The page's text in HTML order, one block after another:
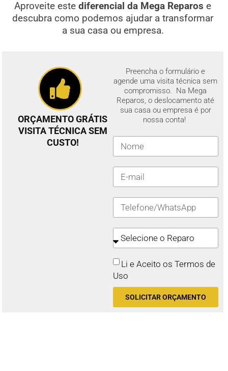
Aproveite estediferencial da Mega Reparos e
descubra como podemos ajudar a transformar
a sua casa ou empresa.
ORÇAMENTO GRÁTIS
VISITA TÉCNICA SEM
CUSTO!
Preencha o formulário e
agende uma visita técnica sem
compromisso. Na Mega
Reparos, o deslocamento até
sua casa ou empresa é por
nossa conta!
Li e Aceito os Termos de
Uso
SOLICITAR ORÇAMENTO